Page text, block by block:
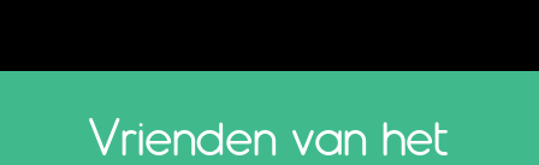
Vrienden van het